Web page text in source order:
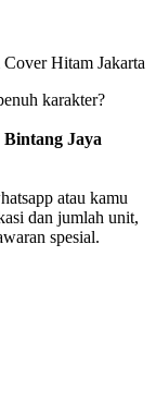
karakter?
Jaya
atau kamu
dan jumlah unit,
spesial.